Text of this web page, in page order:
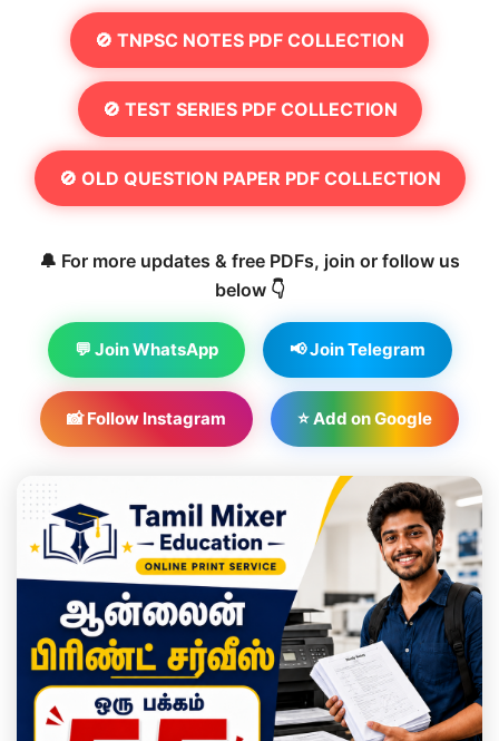
🚫 TNPSC NOTES PDF COLLECTION
🚫 TEST SERIES PDF COLLECTION
🚫 OLD QUESTION PAPER PDF COLLECTION
🔔 For more updates & free PDFs, join or follow us
below 👇
💬 Join WhatsApp 📢 Join Telegram
📸 Follow Instagram ⭐ Add on Google